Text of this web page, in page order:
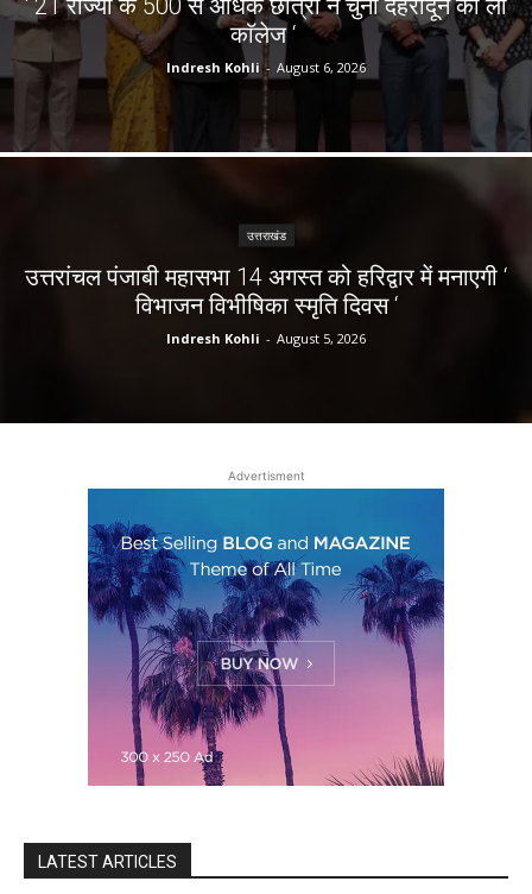
काॅलेज ‘
Indresh Kohli - August 6, 2026
उत्तराखंड
उत्तरांचल पंजाबी महासभा 14 अगस्त को हरिद्वार में मनाएगी ‘
विभाजन विभीषिका स्मृति दिवस ‘
Indresh Kohli - August 5, 2026
Advertisment
LATEST ARTICLES